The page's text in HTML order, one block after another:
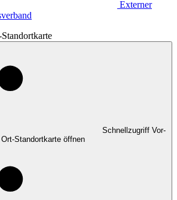
Externer
Schnellzugriff Vor-
Ort-Standortkarte öffnen